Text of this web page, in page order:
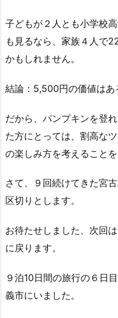
子どもが２人とも小学校
も見るなら、家族４人で
かもしれません。
結論：5,500円の価値はあ
だから、パンプキンを登
た方にとっては、割高な
の楽しみ方を考えることを
さて、９回続けてきた宮
区切りとします。
お待たせしました、次回
に戻ります。
９泊10日間の旅行の６日
義市にいました。